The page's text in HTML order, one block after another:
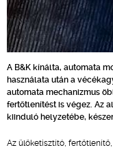
A B&K kínálta, automata
használata után a
automata mechanizmus
fertőtlenítést is végez. Az
kiinduló helyzetébe,
Az ülőketisztító,